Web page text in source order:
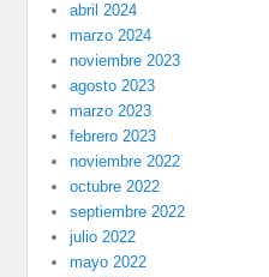
abril 2024
marzo 2024
noviembre 2023
agosto 2023
marzo 2023
febrero 2023
noviembre 2022
octubre 2022
septiembre 2022
julio 2022
mayo 2022